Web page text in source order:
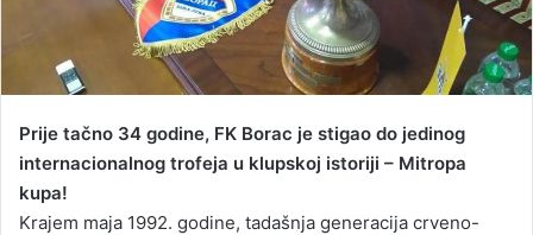
i
l
Prije tačno 34 godine, FK Borac je stigao do jedinog
internacionalnog trofeja u klupskoj istoriji – Mitropa
kupa!
Krajem maja 1992. godine, tadašnja generacija crveno-